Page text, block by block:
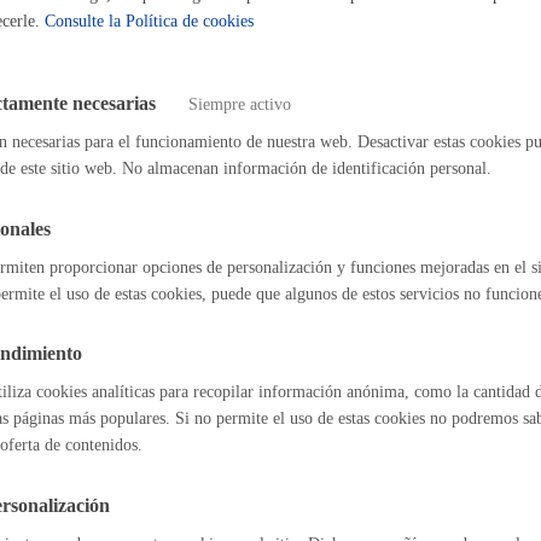
y traducción de textos breves
electrónica
presentar alegaciones o recursos en un expediente
* Online con
índice Volver atrás
Consulte la Política de cookies
necesarias Siempre activo
necesarias para el funcionamiento de nuestra web. Desactivar estas cookies
este sitio web. No almacenan información de identificación personal.
proporcionar opciones de personalización y funciones mejoradas en el
el uso de estas cookies, puede que algunos de estos servicios no
cookies analíticas para recopilar información anónima, como la cantidad
páginas más populares. Si no permite el uso de estas cookies no podremos
de contenidos.